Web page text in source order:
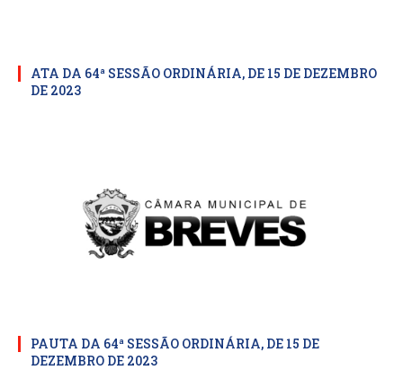
ATA DA 64ª SESSÃO ORDINÁRIA, DE 15 DE DEZEMBRO
DE 2023
PAUTA DA 64ª SESSÃO ORDINÁRIA, DE 15 DE
DEZEMBRO DE 2023